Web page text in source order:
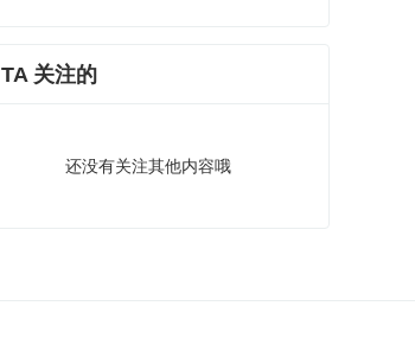
TA 关注的
还没有关注其他内容哦